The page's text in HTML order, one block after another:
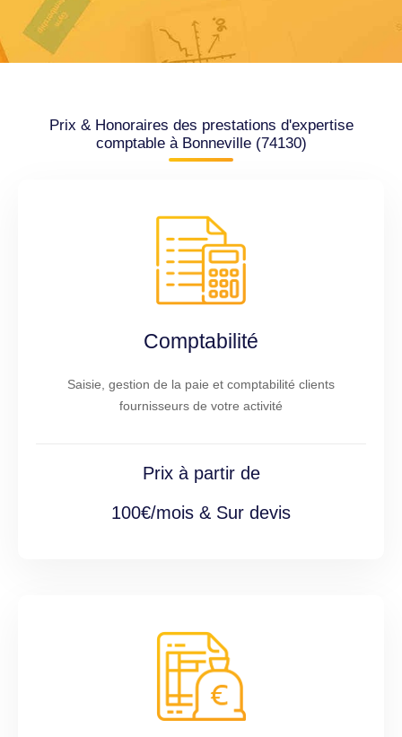
Prix & Honoraires des prestations d'expertise
comptable à Bonneville (74130)
Comptabilité
Saisie, gestion de la paie et comptabilité clients
fournisseurs de votre activité
Prix à partir de
100€/mois & Sur devis